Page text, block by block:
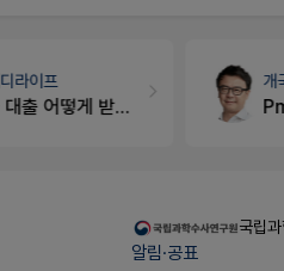
라이프
약국 개국 대출 어떻게 받아야할지 어렵습니다
개
국립
알림·공표